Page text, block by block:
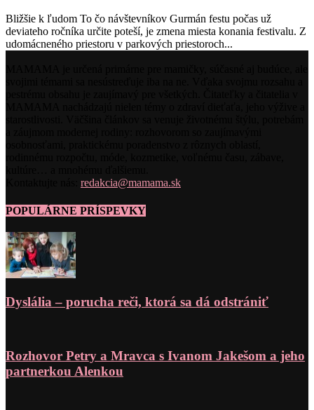
Bližšie k ľudom To čo návštevníkov Gurmán festu počas už
deviateho ročníka určite poteší, je zmena miesta konania festivalu. Z
udomácneného priestoru v parkových priestoroch...
redakcia@mamama.sk
POPULÁRNE PRÍSPEVKY
Dyslália – porucha reči, ktorá sa dá odstrániť
Rozhovor Petry a Mravca s Ivanom Jakešom a jeho
partnerkou Alenkou